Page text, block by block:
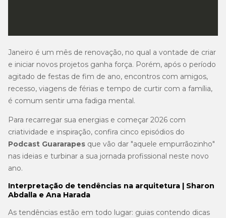
Janeiro é um mês de renovação, no qual a vontade de criar
e iniciar novos projetos ganha força. Porém, após o período
agitado de festas de fim de ano, encontros com amigos,
recesso, viagens de férias e tempo de curtir com a família,
é comum sentir uma fadiga mental.
Para recarregar sua energias e começar 2026 com
criatividade e inspiração, confira cinco episódios do
Podcast Guararapes que vão dar "aquele empurrãozinho"
nas ideias e turbinar a sua jornada profissional neste novo
ano.
Interpretação de tendências na arquitetura | Sharon
Abdalla e Ana Harada
As tendências estão em todo lugar: guias contendo dicas